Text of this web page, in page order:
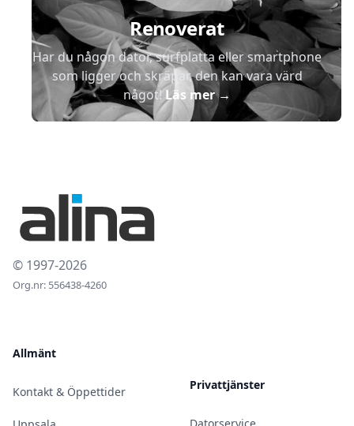
Renoverat
Har du någon dator, surfplatta eller smartphone
som ligger och skräpar, den kan vara värd
något!Läs mer→
© 1997-2026
Org.nr: 556438-4260
Allmänt
Kontakt & Öppettider Privattjänster